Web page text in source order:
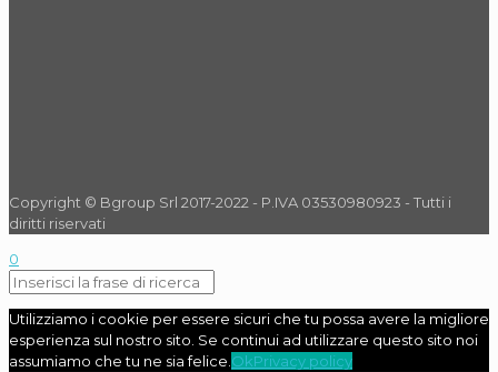
Copyright © Bgroup Srl 2017-2022 - P.IVA 03530980923 - Tutti i
diritti riservati
0
Utilizziamo i cookie per essere sicuri che tu possa avere la migliore
esperienza sul nostro sito. Se continui ad utilizzare questo sito noi
assumiamo che tu ne sia felice.OkPrivacy policy